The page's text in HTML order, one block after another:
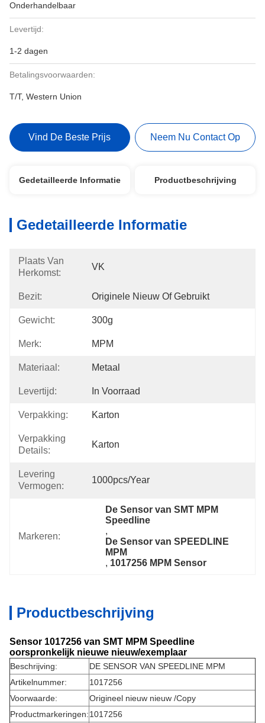
Onderhandelbaar
Levertijd:
1-2 dagen
Betalingsvoorwaarden:
T/T, Western Union
Vind De Beste Prijs Neem Nu Contact Op
Gedetailleerde Informatie Productbeschrijving
Gedetailleerde Informatie
Plaats Van
Herkomst:
VK
Bezit: Originele Nieuw Of Gebruikt
Gewicht: 300g
Merk: MPM
Materiaal: Metaal
Levertijd: In Voorraad
Verpakking: Karton
Verpakking
Details:
Karton
Levering
Vermogen:
1000pcs/year
Markeren:
De Sensor van SMT MPM
Speedline
,
De Sensor van SPEEDLINE
MPM
, 1017256 MPM Sensor
Productbeschrijving
Sensor 1017256 van SMT MPM Speedline
oorspronkelijk nieuwe nieuw/exemplaar
Beschrijving:
DE SENSOR VAN SPEEDLINE MPM
Artikelnummer:
1017256
Voorwaarde:
Origineel nieuw nieuw /Copy
Productmarkeringen:1017256